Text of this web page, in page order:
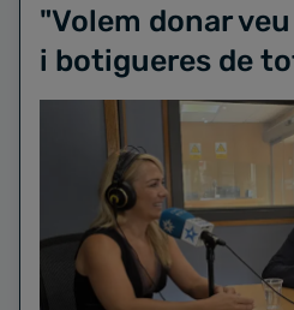
"Volem donar
i botigueres de